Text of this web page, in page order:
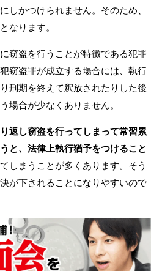
にしかつけられません。そのため、
なります。
窃盗を行うことが特徴である犯罪
窃盗罪が成立する場合には、執行
刑期を終えて釈放されたりした後
場合が少なくありません。
返し窃盗を行ってしまって常習累
と、法律上執行猶予をつけること
しまうことが多くあります。そう
が下されることになりやすいので